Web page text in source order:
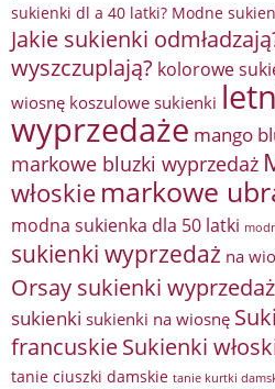
sukienki dl a 40 latki? Modne
Jakie sukienki
wyszczuplają? kolorowe
wiosnę koszulowe sukienki
wyprzedaże mango
markowe bluzki wyprzedaż
włoskie markowe
modna sukienka dla 50 latki
sukienki wyprzedaż na
Orsay sukienki wyprzedaż
sukienki sukienki na wiosnę
francuskieSukienki
tanie ciuszki damskie tanie kurtki